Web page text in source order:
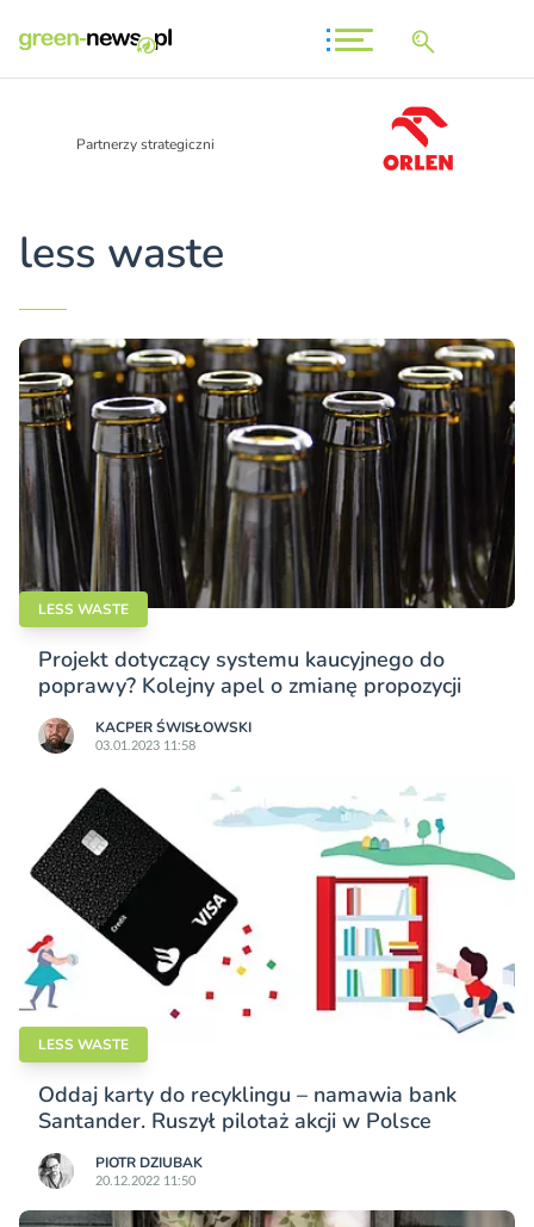
Partnerzy strategiczni
less waste
LESS WASTE
Projekt dotyczący systemu kaucyjnego do
poprawy? Kolejny apel o zmianę propozycji
KACPER ŚWISŁO­WSKI
03.01.2023 11:58
LESS WASTE
Oddaj karty do recyklingu – namawia bank
Santander. Ruszył pilotaż akcji w Polsce
PIOTR DZIUBAK
20.12.2022 11:50